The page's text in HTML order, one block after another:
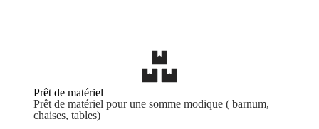
Prêt de matériel
Prêt de matériel pour une somme modique ( barnum,
chaises, tables)